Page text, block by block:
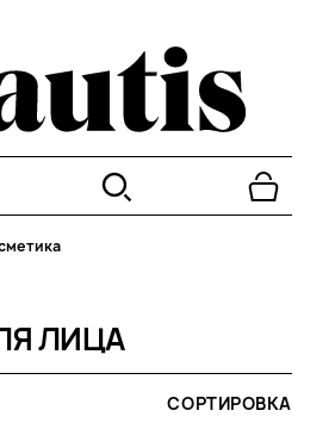
ЛИЦА
СОРТИРОВКА